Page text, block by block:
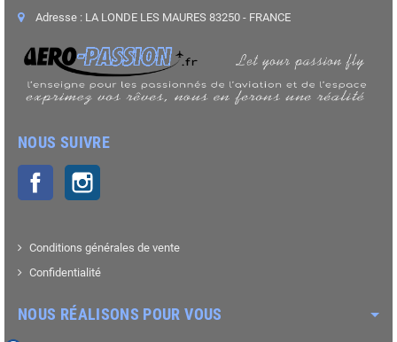
Adresse : LA LONDE LES MAURES 83250 - FRANCE
NOUS SUIVRE
Facebook
Conditions générales de vente
Confidentialité
NOUS RÉALISONS POUR VOUS